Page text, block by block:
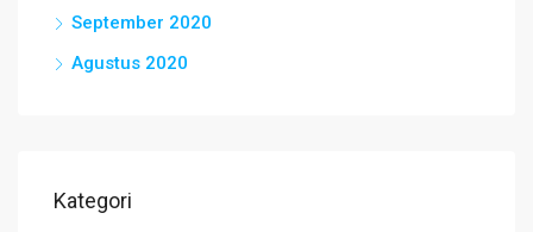
September 2020
Agustus 2020
Kategori